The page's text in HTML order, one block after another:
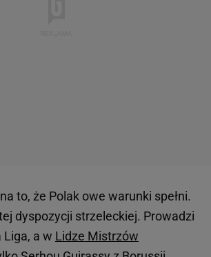
to, że Polak owe warunki spełni.
dyspozycji strzeleckiej. Prowadzi
a w Lidze Mistrzów